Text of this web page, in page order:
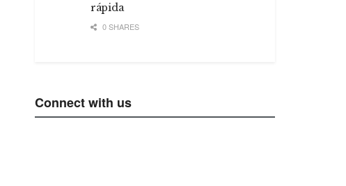
rápida
0 SHARES
Connect with us